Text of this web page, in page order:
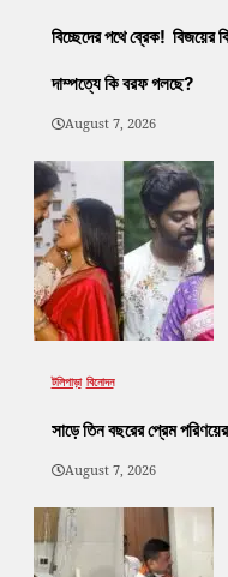
বিচ্ছেদের পথে ব্রেক! বিজয়ের
দাম্পত্যে কি বরফ গলছে?
August 7, 2026
টলিপাড়া বিনোদন
সাড়ে তিন বছরের প্রেম
August 7, 2026